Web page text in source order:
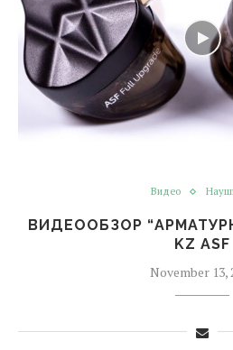
Видео
ВИДЕООБЗОР
KZ ASF
November 13,